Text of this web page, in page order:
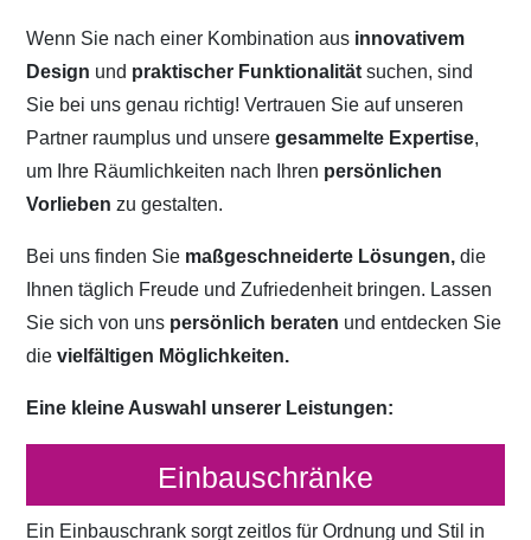
Wenn Sie nach einer Kombination aus innovativem
Design und praktischer Funktionalitätsuchen, sind
Sie bei uns genau richtig! Vertrauen Sie auf unseren
Partner raumplus und unseregesammelte Expertise,
um Ihre Räumlichkeiten nach Ihren persönlichen
Vorliebenzu gestalten.
Bei uns finden Sie maßgeschneiderte Lösungen, die
Ihnen täglich Freude und Zufriedenheit bringen. Lassen
Sie sich von uns persönlich beraten und entdecken Sie
dievielfältigen Möglichkeiten.
Eine kleine Auswahl unserer Leistungen:
Einbauschränke
Ein Einbauschrank sorgt zeitlos für Ordnung und Stil in